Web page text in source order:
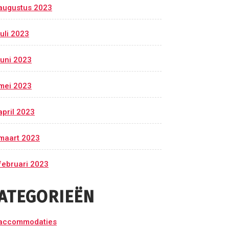
2023
2023
2023
2023
2023
2023
2023